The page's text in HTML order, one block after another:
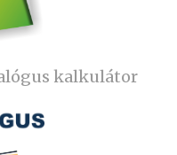
kalkulátor